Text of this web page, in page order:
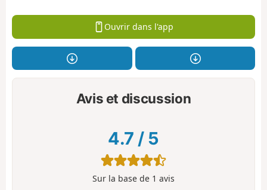
Ouvrir dans l'app
Avis et discussion
4.7 / 5
Sur la base de 1 avis